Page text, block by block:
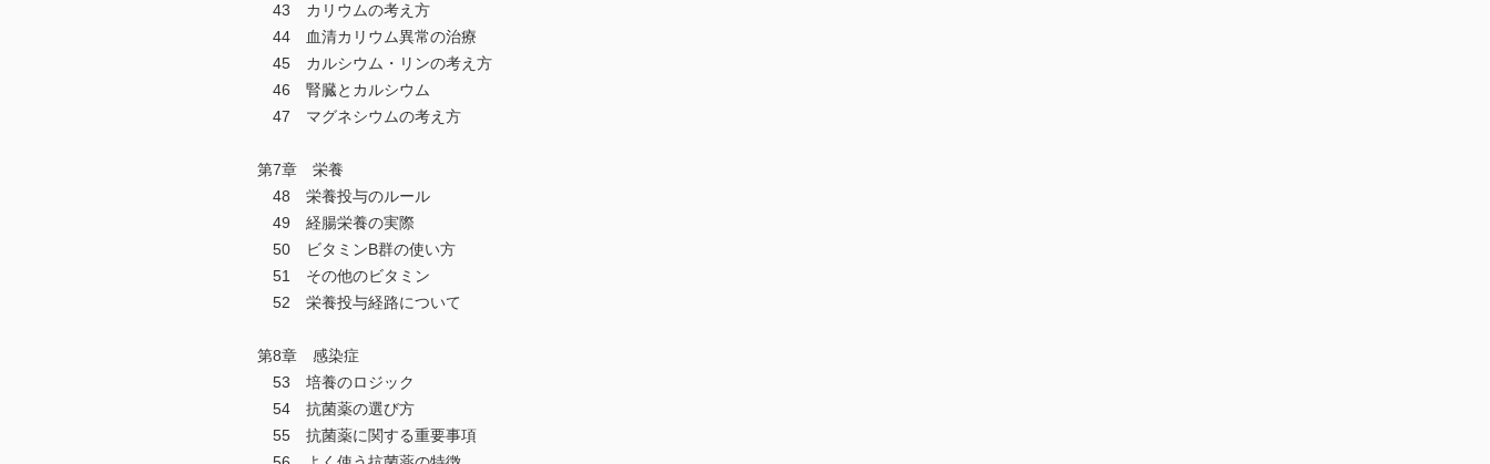
43 カリウムの考え方
44 血清カリウム異常の治療
45 カルシウム・リンの考え方
46 腎臓とカルシウム
47 マグネシウムの考え方
第7章 栄養
48 栄養投与のルール
49 経腸栄養の実際
50 ビタミンB群の使い方
51 その他のビタミン
52 栄養投与経路について
第8章 感染症
53 培養のロジック
54 抗菌薬の選び方
55 抗菌薬に関する重要事項